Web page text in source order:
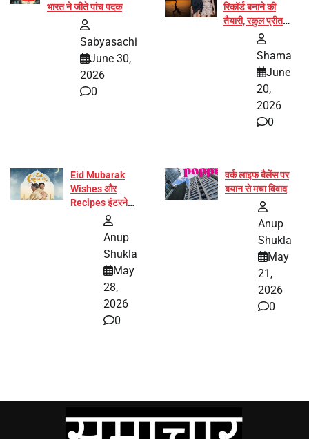
भारत ने जीते पांच पदक
Sabyasachi
June 30,
2026
0
रिकॉर्ड बनाने की
तैयारी, रकुल प्रीत
और प्रज्ञा जायसवाल
Shama
June
20,
2026
0
Eid Mubarak
Wishes और
Recipes इंटरनेट
पर हुईं वायरल
Anup
Shukla
May
28,
2026
0
वर्क लाइफ बैलेंस पर
बयान से मचा विवाद
Anup
Shukla
May
21,
2026
0